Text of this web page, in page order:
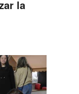
la